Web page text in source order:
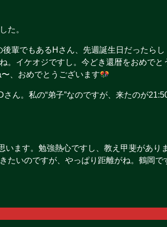
た。
輩でもあるHさん、先週誕生日だったらし
。イケオジですし。今どき還暦をおめでと
、おめでとうございます
ん。私の“弟子”なのですが、来たのが
ます。勉強熱心ですし、教え甲斐がありま
たいのですが、やっぱり距離がね。鶴岡で